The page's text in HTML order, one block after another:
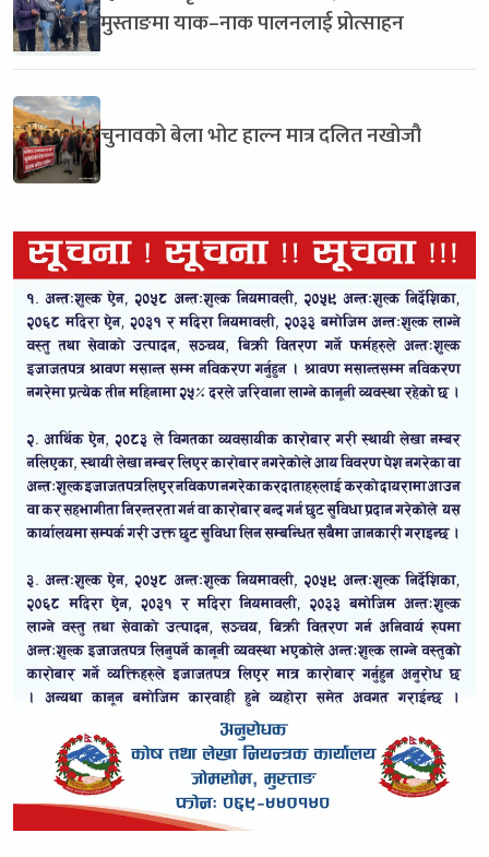
मुस्ताङमा याक–नाक पालनलाई प्रोत्साहन
चुनावको बेला भोट हाल्न मात्र दलित नखोजौ